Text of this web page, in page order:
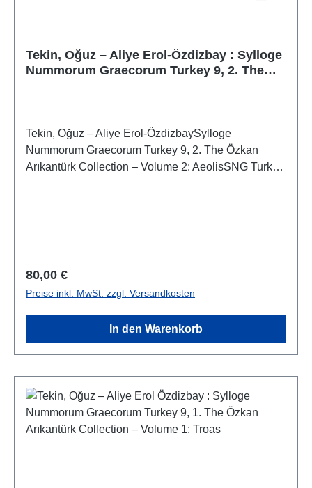
Tekin, Oğuz – Aliye Erol-Özdizbay : Sylloge
Nummorum Graecorum Turkey 9, 2. The
Tekin, Oğuz – Aliye Erol-ÖzdizbaySylloge
Nummorum Graecorum Turkey 9, 2. The Özkan
Arıkantürk Collection – Volume 2: AeolisSNG Turkey
Regulärer Preis:
80,00 €
Preise inkl. MwSt. zzgl. Versandkosten
In den Warenkorb